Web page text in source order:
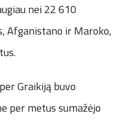
nei 22 610
Afganistano ir Maroko,
Graikiją buvo
per metus sumažėjo